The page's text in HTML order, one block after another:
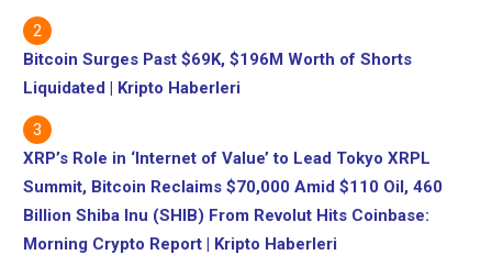
Bitcoin Surges Past $69K, $196M Worth of Shorts
Liquidated | Kripto Haberleri
XRP’s Role in ‘Internet of Value’ to Lead Tokyo XRPL
Summit, Bitcoin Reclaims $70,000 Amid $110 Oil, 460
Billion Shiba Inu (SHIB) From Revolut Hits Coinbase:
Morning Crypto Report | Kripto Haberleri